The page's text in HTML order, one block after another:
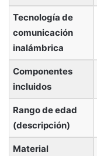
Tecnología de
comunicación
inalámbrica
Componentes
incluidos
Rango de edad
(descripción)
Material